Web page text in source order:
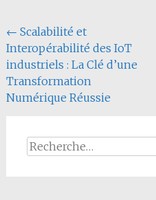
Navigation
de
l'article
← Scalabilité et
Interopérabilité des IoT
industriels : La Clé d’une
Transformation
Numérique Réussie
Rechercher :